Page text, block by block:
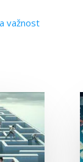
važnost